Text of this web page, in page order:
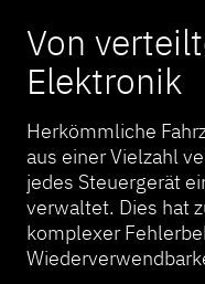
Von
Elektronik
Herkömmliche
aus einer Vielzahl
jedes Steuergerät
verwaltet. Dies hat
komplexer